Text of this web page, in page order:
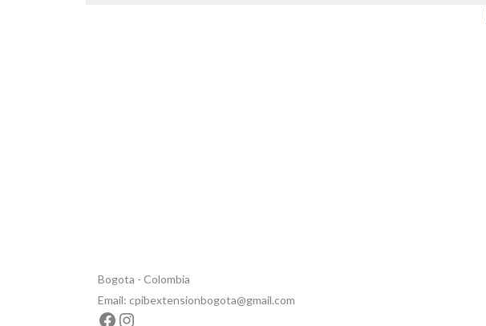
Bogota - Colombia
Email: cpibextensionbogota@gmail.com
Facebook
Instagram